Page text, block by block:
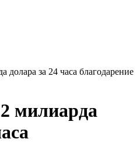
долара за 24 часа благодарение
милиарда